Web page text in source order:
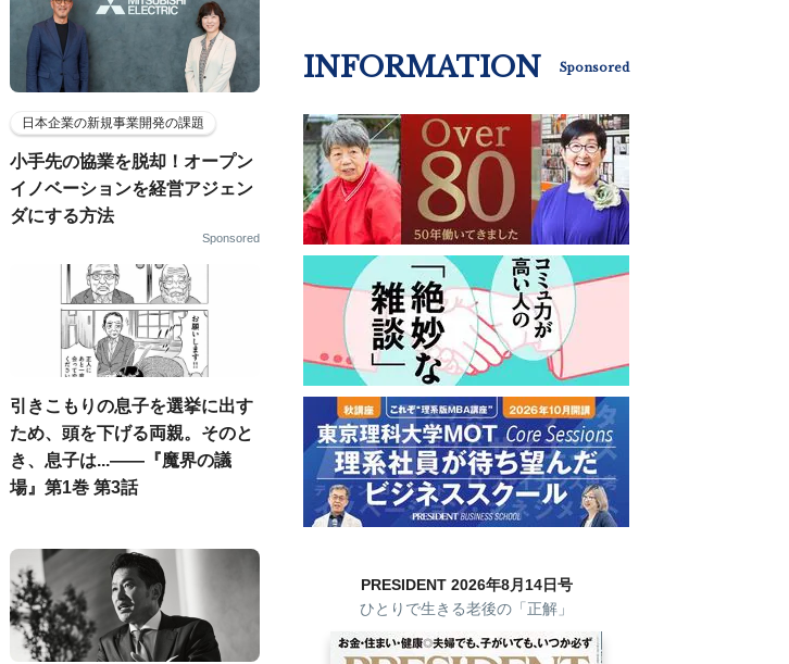
日本企業の新規事業開発の課題
小手先の協業を脱却！オープン
イノベーションを経営アジェン
ダにする方法
Sponsored
引きこもりの息子を選挙に出す
ため、頭を下げる両親。そのと
き、息子は...――『魔界の議
場』第1巻 第3話
INFORMATION Sponsored
PRESIDENT 2026年8月14日号
ひとりで生きる老後の「正解」